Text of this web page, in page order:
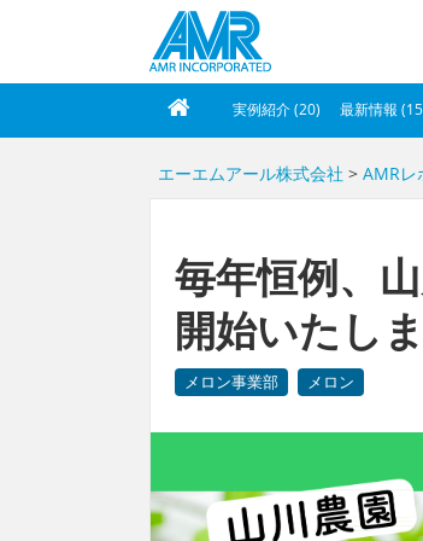
実例紹介 (20) 最新情報
エーエムアール株式会社 >AMRレ
毎年恒例、
開始いたし
メロン事業部 メロン